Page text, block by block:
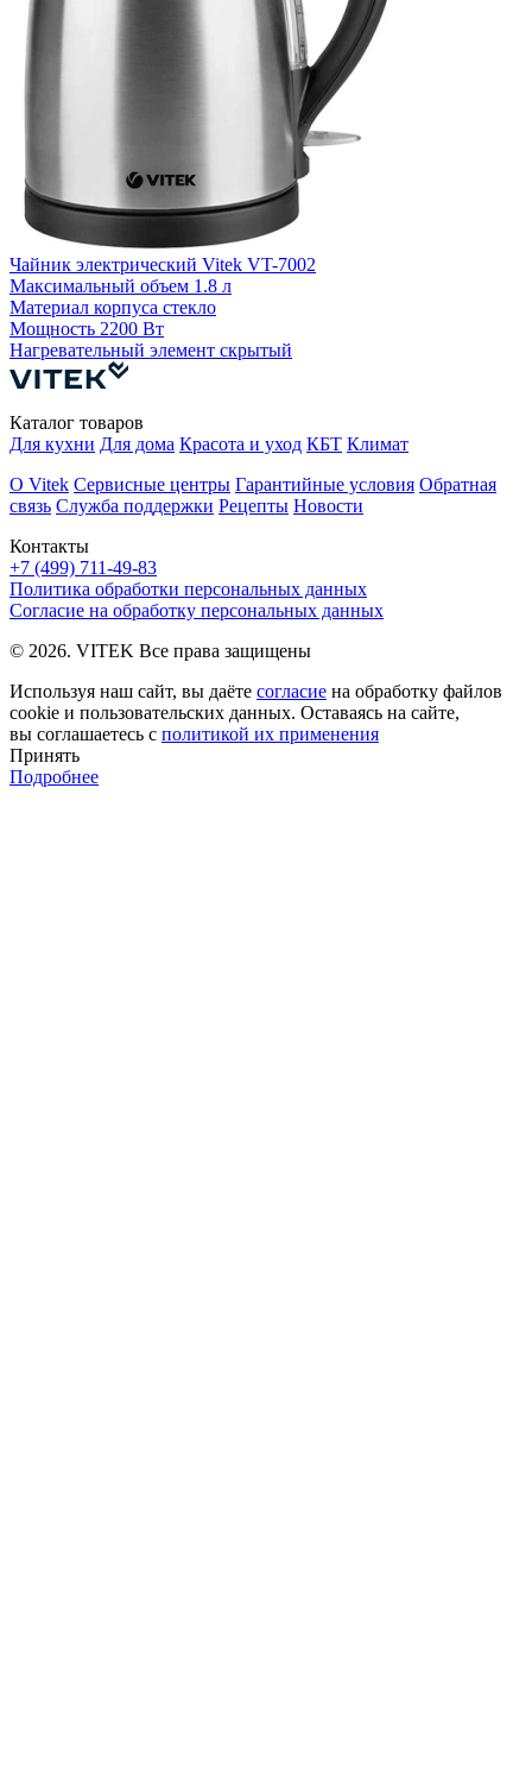
Чайник электрический Vitek VT-7002
Максимальный объем 1.8 л
Материал корпуса стекло
Мощность 2200 Вт
Нагревательный элемент скрытый
Контакты
+7 (499) 711-49-83
Каталог товаров
Для кухни Для дома Красота и уход КБТ Климат
О Vitek Сервисные центры Гарантийные условия Обратная
связь Служба поддержки Рецепты Новости
Политика обработки персональных данных
Согласие на обработку персональных данных
© 2026. VITEK Все права защищены
Используя наш сайт, вы даёте согласие на обработку файлов
cookie и пользовательских данных. Оставаясь на сайте,
вы соглашаетесь с политикой их применения
Принять
Подробнее